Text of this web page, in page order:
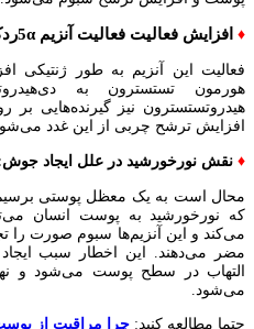
♦ افزایش فعالیت فعالیت آنزیم 5αردکتاز:
فعالیت این آنزیم به طور ژنتیکی
هورمون تستسترون به
هیدروتستسترون نیز گیرنده‌هایی
افزایش ترشح چربی از این غدد
♦ نقش نورخورشید در علل ایجاد جوش
محال است به یک معظل پوستی برسیم
که نورخورشید به پوست انسان
می‌کند و این آنزیم‌ها سبوم صورت را
مضر می‌دهند. این اخطار سبب
التهاب در سطح پوست می‌شود و
می‌شود.
حتما مطالعه کنید: چرا مراقبت از پوست